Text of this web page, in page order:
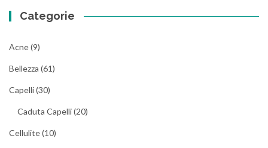
Categorie
Acne(9)
Bellezza (61)
Capelli(30)
Caduta Capelli(20)
Cellulite(10)